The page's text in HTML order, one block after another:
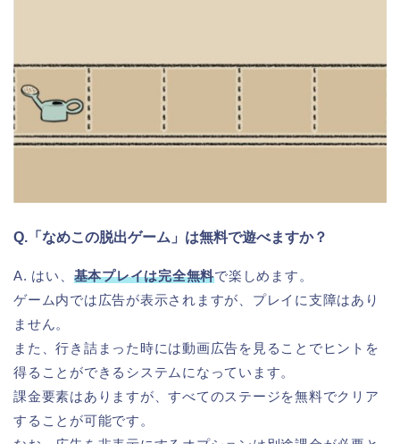
Q.「なめこの脱出ゲーム」は無料で遊べますか？
A. はい、 基本プレイは完全無料で楽しめます。
ゲーム内では広告が表示されますが、プレイに支障はあり
ません。
また、行き詰まった時には動画広告を見ることでヒントを
得ることができるシステムになっています。
課金要素はありますが、すべてのステージを無料でクリア
することが可能です。